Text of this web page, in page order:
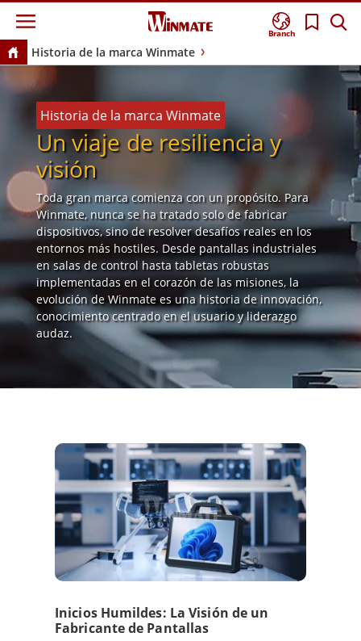
Branch
Historia de la marca Winmate
Historia de la marca Winmate
Un viaje de resiliencia y
visión
Toda gran marca comienza con un propósito. Para
Winmate, nunca se ha tratado solo de fabricar
dispositivos, sino de resolver desafíos reales en los
entornos más hostiles. Desde pantallas industriales
en salas de control hasta tabletas robustas
implementadas en el corazón de las misiones, la
evolución de Winmate es una historia de innovación,
conocimiento centrado en el usuario y liderazgo
audaz.
Inicios Humildes: La Visión de un
Fabricante de Pantallas